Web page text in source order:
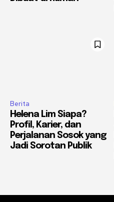
Berita
Helena Lim Siapa?
Profil, Karier, dan
Perjalanan Sosok yang
Jadi Sorotan Publik